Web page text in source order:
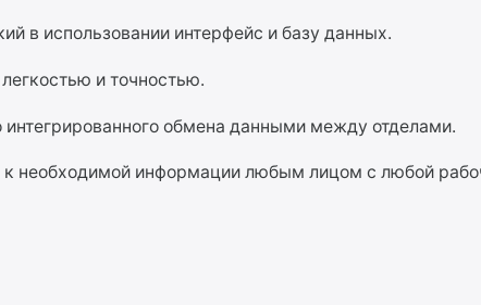
в использовании интерфейс и базу данных.
и точностью.
обмена данными между отделами.
необходимой информации любым лицом с любой